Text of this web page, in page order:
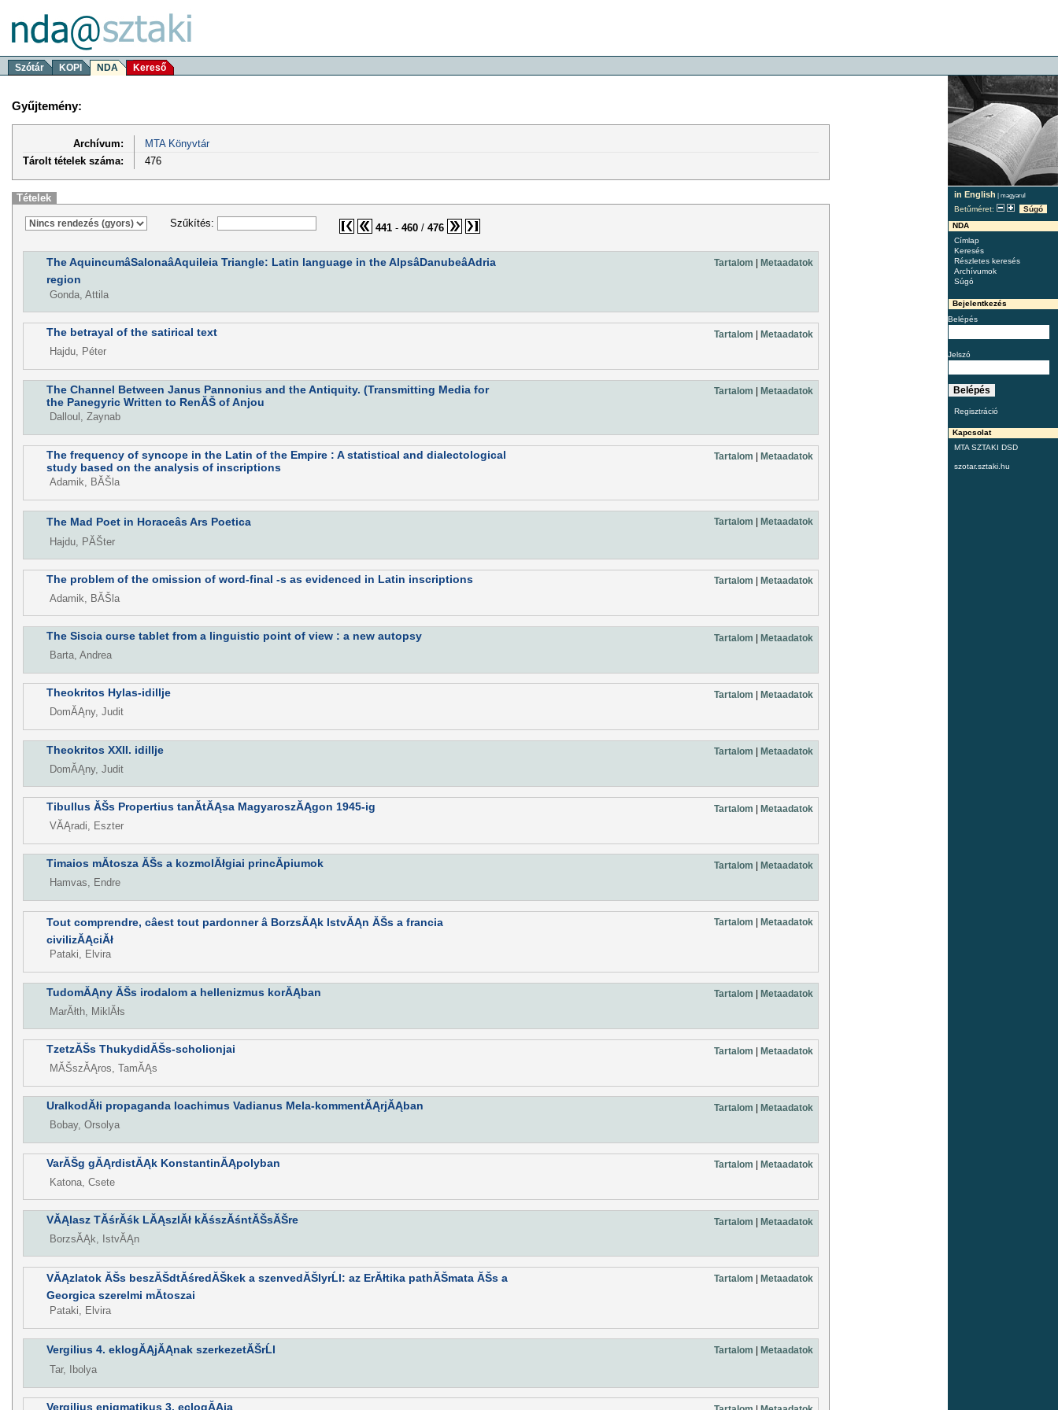
Szótár KOPI NDA Kereső
in English | magyarul
Betűméret:
Súgó
NDA
Címlap
Keresés
Részletes keresés
Archívumok
Súgó
Bejelentkezés
Belépés
Jelszó
Regisztráció
Kapcsolat
MTA SZTAKI DSD
szotar.sztaki.hu
Gyűjtemény:
Archívum:
MTA Könyvtár
Tárolt tételek száma:
476
Tételek
Szűkítés: 441- 460/ 476
The AquincumâSalonaâAquileia Triangle: Latin language in the AlpsâDanubeâAdria
region
Tartalom | Metaadatok
Gonda, Attila
The betrayal of the satirical text Tartalom | Metaadatok
Hajdu, Péter
The Channel Between Janus Pannonius and the Antiquity. (Transmitting Media for
the Panegyric Written to RenĂŠ of Anjou
Tartalom Metaadatok
Dalloul, Zaynab
The frequency of syncope in the Latin of the Empire : A statistical and dialectological
study based on the analysis of inscriptions
Tartalom Metaadatok
Adamik, BĂŠla
The Mad Poet in Horaceâs Ars Poetica Tartalom Metaadatok
Hajdu, PĂŠter
The problem of the omission of word-final -s as evidenced in Latin inscriptions Tartalom Metaadatok
Adamik, BĂŠla
The Siscia curse tablet from a linguistic point of view : a new autopsy Tartalom | Metaadatok
Barta, Andrea
Theokritos Hylas-idillje Tartalom Metaadatok
DomĂĄny, Judit
Theokritos XXII. idillje Tartalom Metaadatok
DomĂĄny, Judit
Tibullus ĂŠs Propertius tanĂ­tĂĄsa MagyaroszĂĄgon 1945-ig Tartalom | Metaadatok
VĂĄradi, Eszter
Timaios mĂ­tosza ĂŠs a kozmolĂłgiai princĂ­piumok Tartalom Metaadatok
Hamvas, Endre
Tout comprendre, câest tout pardonner â BorzsĂĄk IstvĂĄn ĂŠs a francia
civilizĂĄciĂł
Tartalom Metaadatok
Pataki, Elvira
TudomĂĄny ĂŠs irodalom a hellenizmus korĂĄban Tartalom Metaadatok
MarĂłth, MiklĂłs
TzetzĂŠs ThukydidĂŠs-scholionjai Tartalom | Metaadatok
MĂŠszĂĄros, TamĂĄs
UralkodĂłi propaganda Ioachimus Vadianus Mela-kommentĂĄrjĂĄban Tartalom Metaadatok
Bobay, Orsolya
VarĂŠg gĂĄrdistĂĄk KonstantinĂĄpolyban Tartalom Metaadatok
Katona, Csete
VĂĄlasz TĂśrĂśk LĂĄszlĂł kĂśszĂśntĂŠsĂŠre Tartalom | Metaadatok
BorzsĂĄk, IstvĂĄn
VĂĄzlatok ĂŠs beszĂŠdtĂśredĂŠkek a szenvedĂŠlyrĹl: az ErĂłtika pathĂŠmata ĂŠs a
Georgica szerelmi mĂ­toszai
Tartalom | Metaadatok
Pataki, Elvira
Vergilius 4. eklogĂĄjĂĄnak szerkezetĂŠrĹl Tartalom Metaadatok
Tar, Ibolya
Vergilius enigmatikus 3. eclogĂĄja